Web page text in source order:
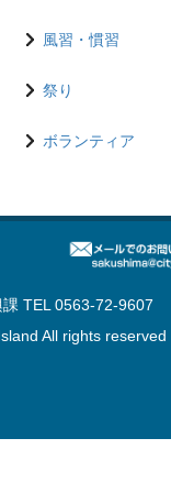
風習・慣習
祭り
ボランティア
TEL 0563-72-9607
All rights reserved